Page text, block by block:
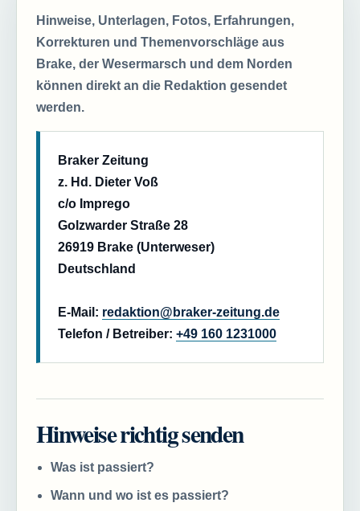
Hinweise, Unterlagen, Fotos, Erfahrungen,
Korrekturen und Themenvorschläge aus
Brake, der Wesermarsch und dem Norden
können direkt an die Redaktion gesendet
werden.
Braker Zeitung
z. Hd. Dieter Voß
c/o Imprego
Golzwarder Straße 28
26919 Brake (Unterweser)
Deutschland
E-Mail: redaktion@braker-zeitung.de
Telefon / Betreiber: +49 160 1231000
Hinweise richtig senden
Was ist passiert?
Wann und wo ist es passiert?